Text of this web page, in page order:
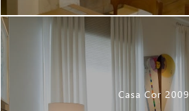
Casa Cor 2009